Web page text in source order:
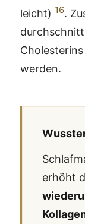
leicht) 16.
werden.
erhöht